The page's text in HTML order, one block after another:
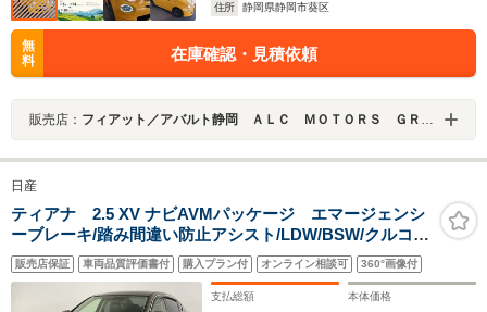
住所
静岡県静岡市葵区
無
料
在庫確認・見積依頼
販売店： フィアット／アバルト静岡 ＡＬＣ ＭＯＴＯＲＳ ＧＲＯＵＰ
日産
ティアナ 2.5 XV ナビAVMパッケージ エマージェンシ
ーブレーキ/踏み間違い防止アシスト/LDW/BSW/クルコ
ン/HIDヘッド・Fフォグ/黒革シート/Pシート/シートエア
コン/Pオットマン/コネクトナビゲーション/アラウンドビ
ュー/フルセグTV/DVD/Bluetooth/ETC
販売店保証 車両品質評価書付 購入プラン付 オンライン相談可 360°画像付
支払総額 本体価格